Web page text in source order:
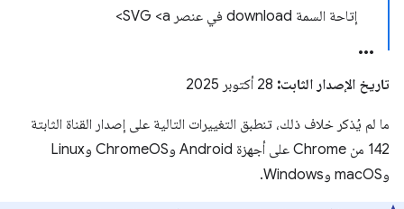
إتاحة السمة download في عنصر SVG <a>
تاريخ الإصدار الثابت:
ما لم يُذكر خلاف ذلك، تنطبق التغييرات التالية على إصدار القناة الثابتة
142 من Chrome على أجهزة Android وChromeOS وLinux
وmacOS وWindows.